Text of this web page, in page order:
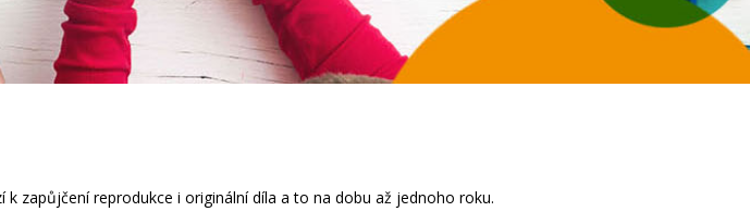
zapůjčení reprodukce i originální díla a to na dobu až jednoho roku.